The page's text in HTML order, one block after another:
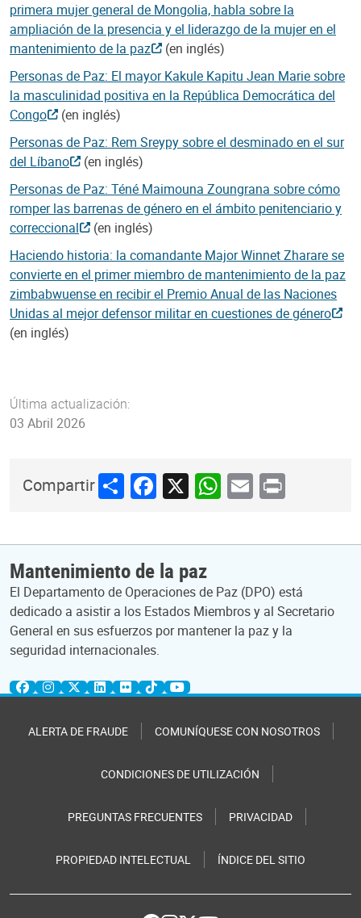
primera mujer general de Mongolia, habla sobre la
ampliación de la presencia y el liderazgo de la mujer en el
mantenimiento de la paz
(en inglés)
Personas de Paz: El mayor Kakule Kapitu Jean Marie sobre
la masculinidad positiva en la República Democrática del
Congo
(en inglés)
Personas de Paz: Rem Sreypy sobre el desminado en el sur
del Líbano
(en inglés)
Personas de Paz: Téné Maimouna Zoungrana sobre cómo
romper las barrenas de género en el ámbito penitenciario y
correccional
(en inglés)
Haciendo historia: la comandante Major Winnet Zharare se
convierte en el primer miembro de mantenimiento de la paz
zimbabwuense en recibir el Premio Anual de las Naciones
Unidas al mejor defensor militar en cuestiones de género
(en inglés)
Última actualización:
03 Abril 2026
CompartirShareFacebook
X WhatsApp
Email
Print
Mantenimiento de la paz
El Departamento de Operaciones de Paz (DPO) está
dedicado a asistir a los Estados Miembros y al Secretario
General en sus esfuerzos por mantener la paz y la
seguridad internacionales.
ALERTA DE FRAUDE COMUNÍQUESE CON NOSOTROS
CONDICIONES DE UTILIZACIÓN
PREGUNTAS FRECUENTES PRIVACIDAD
PROPIEDAD INTELECTUAL ÍNDICE DEL SITIO